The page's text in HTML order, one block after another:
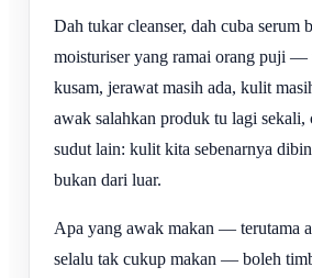
Dah tukar cleanser, dah cuba serum
moisturiser yang ramai orang puji —
kusam, jerawat masih ada, kulit
awak salahkan produk tu lagi
sudut lain: kulit kita sebenarnya
bukan dari luar.
Apa yang awak makan — terutama
selalu tak cukup makan — boleh